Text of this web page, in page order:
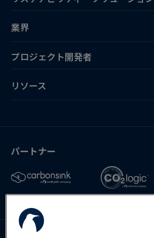
業界
プロジェクト開発者
リソース
パートナー